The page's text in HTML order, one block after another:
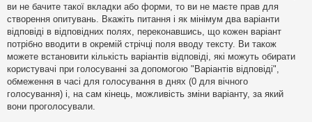
ви не бачите такої вкладки або форми, то ви не маєте прав для
створення опитувань. Вкажіть питання і як мінімум два варіанти
відповіді в відповідних полях, переконавшись, що кожен варіант
потрібно вводити в окремій стрічці поля вводу тексту. Ви також
можете встановити кількість варіантів відповіді, які можуть обирати
користувачі при голосуванні за допомогою "Варіантів відповіді",
обмеження в часі для голосування в днях (0 для вічного
голосування) і, на сам кінець, можливість зміни варіанту, за який
вони проголосували.